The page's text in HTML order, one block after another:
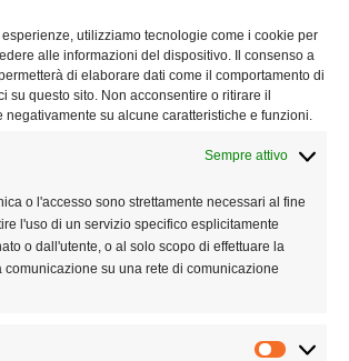
utilizziamo tecnologie come i cookie per
alle informazioni del dispositivo. Il consenso a
di elaborare dati come il comportamento di
su questo sito. Non acconsentire o ritirare il
negativamente su alcune caratteristiche e funzioni.
Sempre attivo
o l'accesso sono strettamente necessari al fine
l'uso di un servizio specifico esplicitamente
o dall'utente, o al solo scopo di effettuare la
comunicazione su una rete di comunicazione
info@mastercars.it
via Nazionale Appia 235